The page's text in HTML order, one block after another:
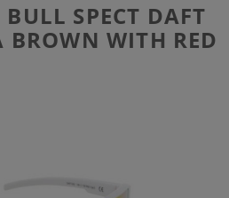
SPECT DAFT
BROWN WITH RED